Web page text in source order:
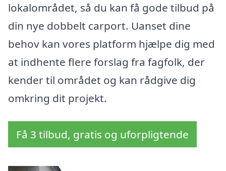
lokalområdet, så du kan få gode tilbud på
din nye dobbelt carport. Uanset dine
behov kan vores platform hjælpe dig med
at indhente flere forslag fra fagfolk, der
kender til området og kan rådgive dig
omkring dit projekt.
Få 3 tilbud, gratis og uforpligtende